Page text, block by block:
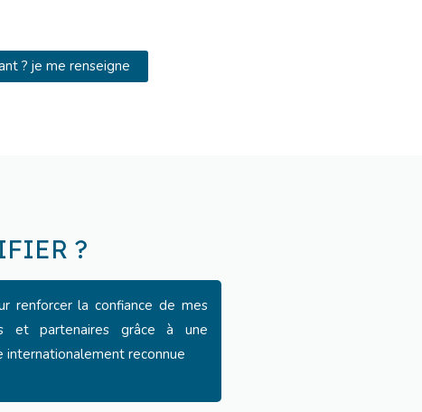
? je me renseigne
?
renforcer la confiance de mes
et partenaires grâce à une
internationalement reconnue